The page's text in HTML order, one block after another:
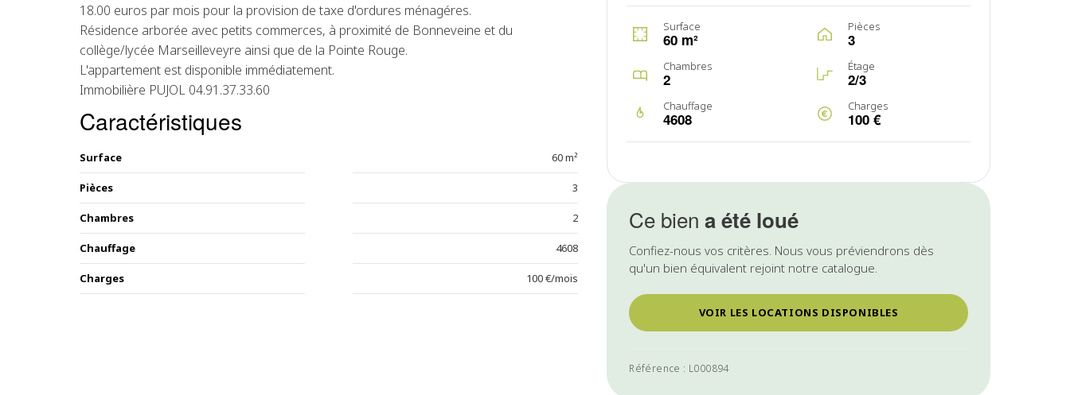
Surface
60 m²
Pièces
3
Chambres
2
Étage
2/3
Chauffage
4608
Charges
100 €
Ce biena été loué
Confiez-nous vos critères. Nous vous préviendrons dès
qu'un bien équivalent rejoint notre catalogue.
VOIR LES LOCATIONS DISPONIBLES
Référence : L000894
18.00 euros par mois pour la provision de taxe d'ordures ménagéres.
Résidence arborée avec petits commerces, à proximité de Bonneveine et du
collège/lycée Marseilleveyre ainsi que de la Pointe Rouge.
L'appartement est disponible immédiatement.
Immobilière PUJOL 04.91.37.33.60
Caractéristiques
Surface 60 m²
Pièces 3
Chambres 2
Chauffage 4608
Charges 100 €/mois